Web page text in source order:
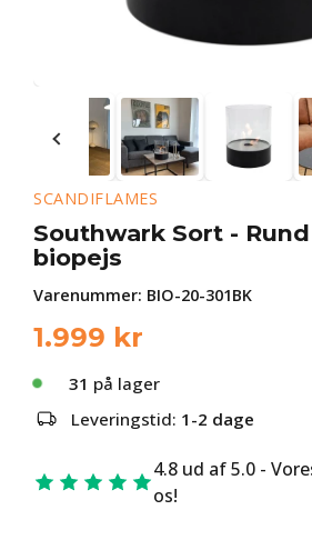
SCANDIFLAMES
Southwark Sort -
biopejs
Varenummer: BIO-20-301BK
1.999 kr
31 på lager
Leveringstid: 1-2 dage
4.8 ud af 5.0 -
os!